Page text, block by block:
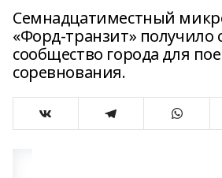
Семнадцатиместный
«Форд-транзит» получило
сообщество города для
соревнования.